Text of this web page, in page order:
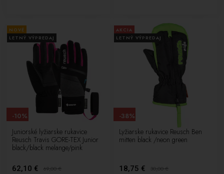
NOVÉ
LETNÝ VÝPREDAJ
Juniorské lyžiarske rukavice
Reusch Travis GORE-TEX Junior
black/black melange/pink
62,10 € 69,00€
-10%
AKCIA
LETNÝ VÝPREDAJ
Lyžiarske rukavice Reusch Ben
mitten black /neon green
18,75 € 30,00€
-38%